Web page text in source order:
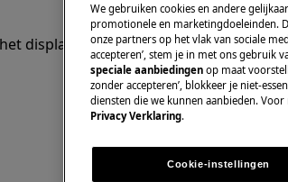
display van de koelkast.
We gebruiken cookies en andere
promotionele en marketingdoeleinden.
onze partners op het vlak van sociale
accepteren’, stem je in met ons gebruik
speciale aanbiedingen op maat
zonder accepteren’, blokkeer je niet-
diensten die we kunnen aanbieden.
Privacy Verklaring.
Cookie-instellingen